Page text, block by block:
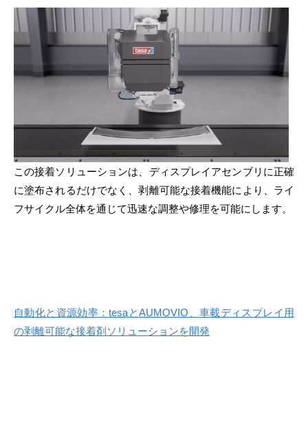
この接着ソリューションは、ディスプレイアセンブリに正確
に塗布されるだけでなく、剥離可能な接着機能により、ライ
フサイクル全体を通じて迅速な調整や修理を可能にします。
自動化と資源効率：tesaとAUMOVIO、車載ディスプレイ用
の剥離可能な接着剤ソリューションを開発